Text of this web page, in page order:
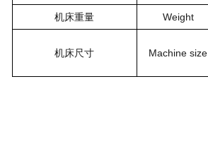
机床重量 Weight
机床尺寸 Machine size